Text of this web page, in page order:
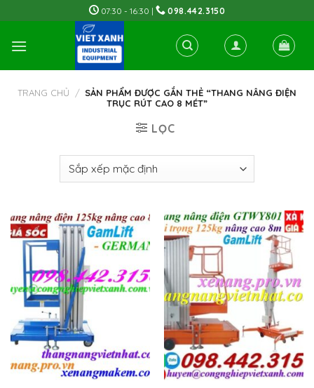
to
content
07:30 - 16:30 | 098.442.3150
TRANG CHỦ / SẢN PHẨM ĐƯỢC GẮN THẺ “THANG NÂNG ĐIỆN
TRỤC RÚT CAO 8 MÉT”
LỌC